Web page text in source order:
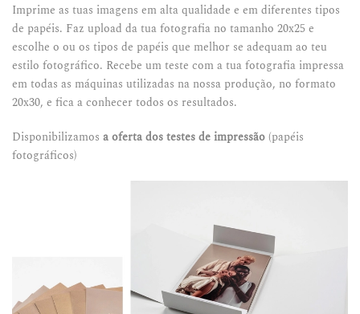
Imprime as tuas imagens em alta qualidade e em diferentes tipos
de papéis. Faz upload da tua fotografia no tamanho 20x25 e
escolhe o ou os tipos de papéis que melhor se adequam ao teu
estilo fotográfico. Recebe um teste com a tua fotografia impressa
em todas as máquinas utilizadas na nossa produção, no formato
20x30, e fica a conhecer todos os resultados.
Disponibilizamos a oferta dos testes de impressão(papéis
fotográficos)